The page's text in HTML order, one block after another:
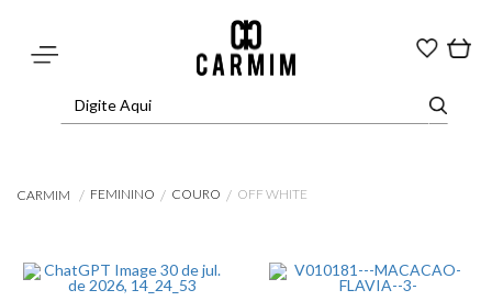
CARMIM FEMININO COURO OFF WHITE